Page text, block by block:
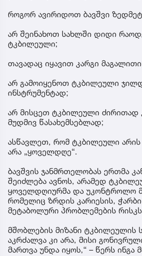
როგორ ავირიდოთ ბავშვი
არ შეინახოთ სახლში დიდი
ტკბილეული;
თავადაც იყავით კარგი
არ გამოიყენოთ ტკბილეული
ინსტრუმენტად;
არ მისცეთ ტკბილეული ძირითად
მუდმივ წასახემსებლად;
ასწავლეთ, რომ ტკბილეული არის
არა „ყოველდღე“.
ბავშვის ჯანმრთელობას ერთმა
შეიძლება ავნოს, არამედ
ყოველდღიურმა და უკონტროლო
რომელიც ზრდის კარიესის,
მეტაბოლური პრობლემების
მშობლების მიზანი ტკბილეულის
აკრძალვა კი არა, მისი
მართვა უნდა იყოს,“ – წერს ინგა